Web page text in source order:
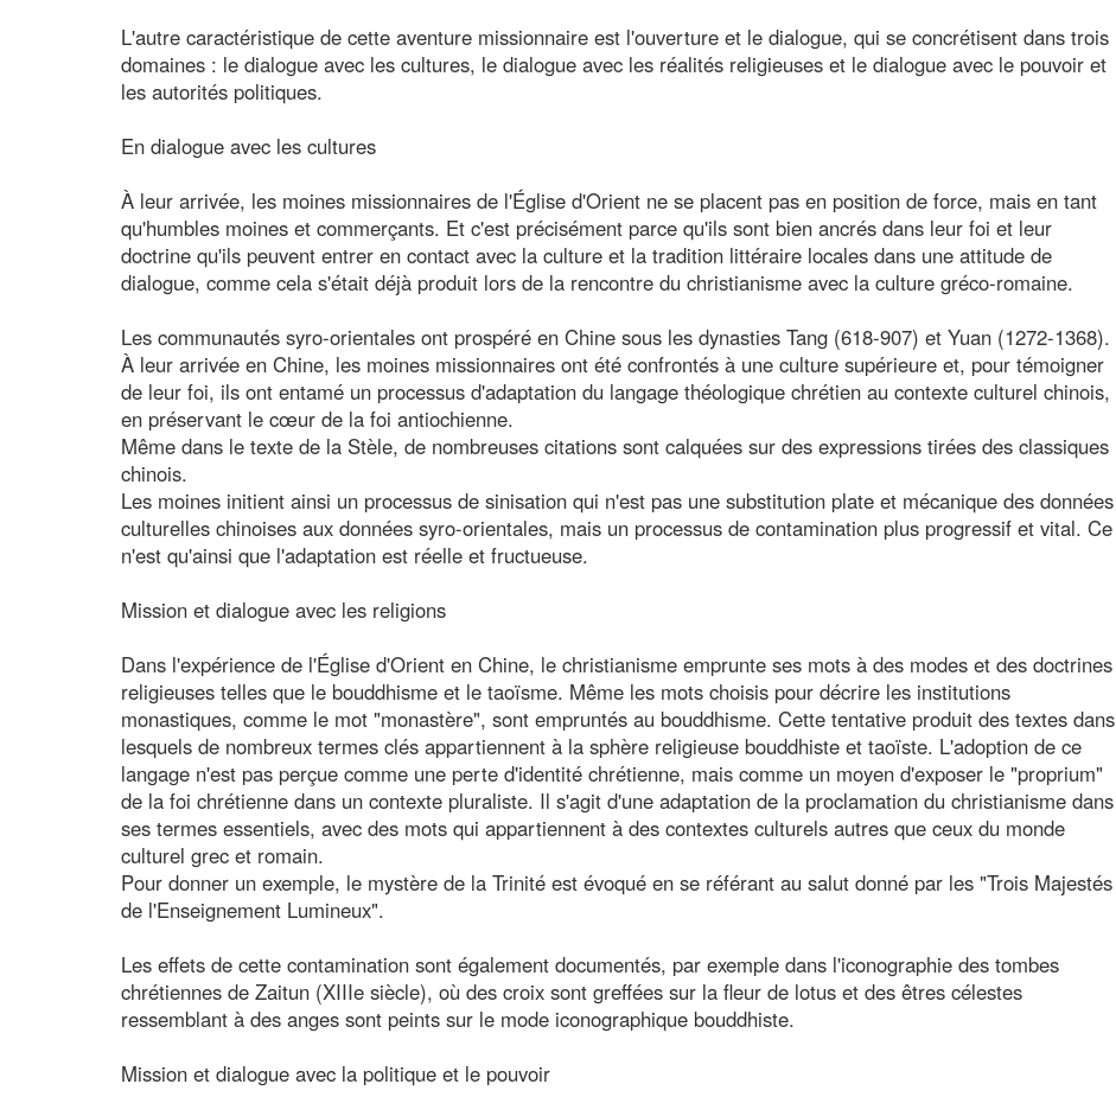
L'autre caractéristique de cette aventure missionnaire est l'ouverture et le dialogue, qui se concrétisent dans trois
domaines : le dialogue avec les cultures, le dialogue avec les réalités religieuses et le dialogue avec le pouvoir et
les autorités politiques.
En dialogue avec les cultures
À leur arrivée, les moines missionnaires de l'Église d'Orient ne se placent pas en position de force, mais en tant
qu'humbles moines et commerçants. Et c'est précisément parce qu'ils sont bien ancrés dans leur foi et leur
doctrine qu'ils peuvent entrer en contact avec la culture et la tradition littéraire locales dans une attitude de
dialogue, comme cela s'était déjà produit lors de la rencontre du christianisme avec la culture gréco-romaine.
Les communautés syro-orientales ont prospéré en Chine sous les dynasties Tang (618-907) et Yuan (1272-1368).
À leur arrivée en Chine, les moines missionnaires ont été confrontés à une culture supérieure et, pour témoigner
de leur foi, ils ont entamé un processus d'adaptation du langage théologique chrétien au contexte culturel chinois,
en préservant le cœur de la foi antiochienne.
Même dans le texte de la Stèle, de nombreuses citations sont calquées sur des expressions tirées des classiques
chinois.
Les moines initient ainsi un processus de sinisation qui n'est pas une substitution plate et mécanique des données
culturelles chinoises aux données syro-orientales, mais un processus de contamination plus progressif et vital. Ce
n'est qu'ainsi que l'adaptation est réelle et fructueuse.
Mission et dialogue avec les religions
Dans l'expérience de l'Église d'Orient en Chine, le christianisme emprunte ses mots à des modes et des doctrines
religieuses telles que le bouddhisme et le taoïsme. Même les mots choisis pour décrire les institutions
monastiques, comme le mot "monastère", sont empruntés au bouddhisme. Cette tentative produit des textes dans
lesquels de nombreux termes clés appartiennent à la sphère religieuse bouddhiste et taoïste. L'adoption de ce
langage n'est pas perçue comme une perte d'identité chrétienne, mais comme un moyen d'exposer le "proprium"
de la foi chrétienne dans un contexte pluraliste. Il s'agit d'une adaptation de la proclamation du christianisme dans
ses termes essentiels, avec des mots qui appartiennent à des contextes culturels autres que ceux du monde
culturel grec et romain.
Pour donner un exemple, le mystère de la Trinité est évoqué en se référant au salut donné par les "Trois Majestés
de l'Enseignement Lumineux".
Les effets de cette contamination sont également documentés, par exemple dans l'iconographie des tombes
chrétiennes de Zaitun (XIIIe siècle), où des croix sont greffées sur la fleur de lotus et des êtres célestes
ressemblant à des anges sont peints sur le mode iconographique bouddhiste.
Mission et dialogue avec la politique et le pouvoir